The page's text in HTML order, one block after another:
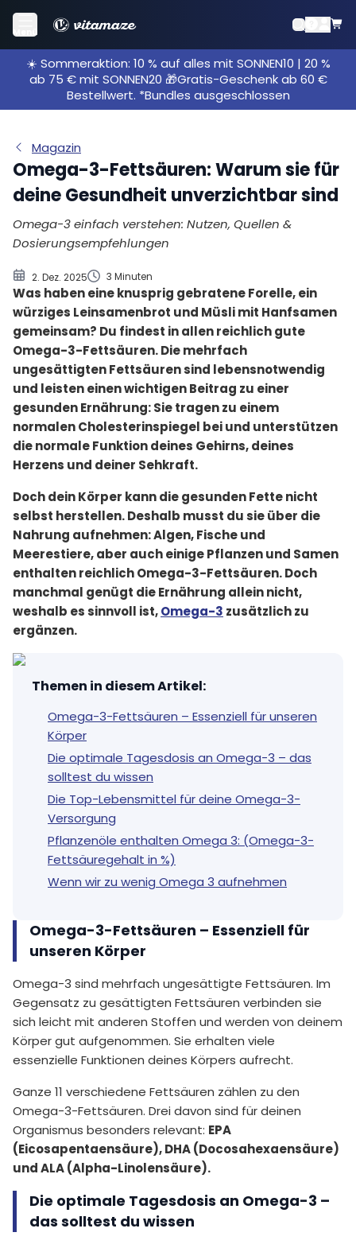
Menü
☀️ Sommeraktion: 10 % auf alles mit SONNEN10 | 20 %
ab 75 € mit SONNEN20 🎁Gratis-Geschenk ab 60 €
Bestellwert. *Bundles ausgeschlossen
Magazin
Omega-3-Fettsäuren: Warum sie für
deine Gesundheit unverzichtbar sind
Omega-3 einfach verstehen: Nutzen, Quellen &
Dosierungsempfehlungen
2. Dez. 2025 3 Minuten
Was haben eine knusprig gebratene Forelle, ein
würziges Leinsamenbrot und Müsli mit Hanfsamen
gemeinsam? Du findest in allen reichlich gute
Omega-3-Fettsäuren. Die mehrfach
ungesättigten Fettsäuren sind lebensnotwendig
und leisten einen wichtigen Beitrag zu einer
gesunden Ernährung: Sie tragen zu einem
normalen Cholesterinspiegel bei und unterstützen
die normale Funktion deines Gehirns, deines
Herzens und deiner Sehkraft.
Doch dein Körper kann die gesunden Fette nicht
selbst herstellen. Deshalb musst du sie über die
Nahrung aufnehmen: Algen, Fische und
Meerestiere, aber auch einige Pflanzen und Samen
enthalten reichlich Omega-3-Fettsäuren. Doch
manchmal genügt die Ernährung allein nicht,
weshalb es sinnvoll ist,Omega-3 zusätzlich zu
ergänzen.
Themen in diesem Artikel:
Omega-3-Fettsäuren – Essenziell für unseren
Körper
Die optimale Tagesdosis an Omega-3 – das
solltest du wissen
Die Top-Lebensmittel für deine Omega-3-
Versorgung
Pflanzenöle enthalten Omega 3: (Omega-3-
Fettsäuregehalt in %)
Wenn wir zu wenig Omega 3 aufnehmen
Omega-3-Fettsäuren – Essenziell für unseren
Die optimale Tagesdosis an Omega-3 – das
solltest du wissen
Die Top-Lebensmittel für deine Omega-3-
Pflanzenöle enthalten Omega 3: (Omega-3-
Fettsäuregehalt in %)
Wenn wir zu wenig Omega 3 aufnehmen
Omega-3-Fettsäuren – Essenziell für
unseren Körper
Omega-3 sind mehrfach ungesättigte Fettsäuren. Im
Gegensatz zu gesättigten Fettsäuren verbinden sie
sich leicht mit anderen Stoffen und werden von deinem
Körper gut aufgenommen. Sie erhalten viele
essenzielle Funktionen deines Körpers aufrecht.
Ganze 11 verschiedene Fettsäuren zählen zu den
Omega-3-Fettsäuren. Drei davon sind für deinen
Organismus besonders relevant: EPA
(Eicosapentaensäure), DHA (Docosahexaensäure)
und ALA (Alpha-Linolensäure).
Die optimale Tagesdosis an Omega-3 –
das solltest du wissen